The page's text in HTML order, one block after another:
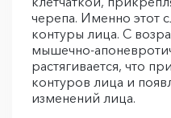
черепа. Именно этот
контуры лица. С
мышечно-
растягивается, что
контуров лица и
изменений лица.